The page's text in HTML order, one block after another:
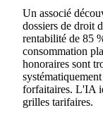
Un associé
dossiers de droit
rentabilité de 85
consommation
honoraires sont
forfaitaires. L'IA
grilles tarifaires.